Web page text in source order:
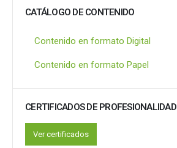
CATÁLOGO DE CONTENIDO
Contenido en formato Digital
Contenido en formato Papel
CERTIFICADOS DE PROFESIONALIDAD
Ver certificados